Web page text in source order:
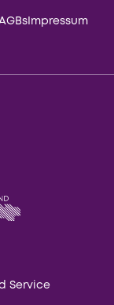
Impressum
Service